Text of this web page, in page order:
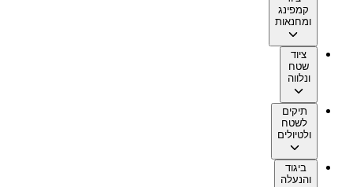
קמפינג
ומחנאות
ציוד
שטח
ונלווה
תיקים
לשטח
ולטיולים
ביגוד
והנעלה